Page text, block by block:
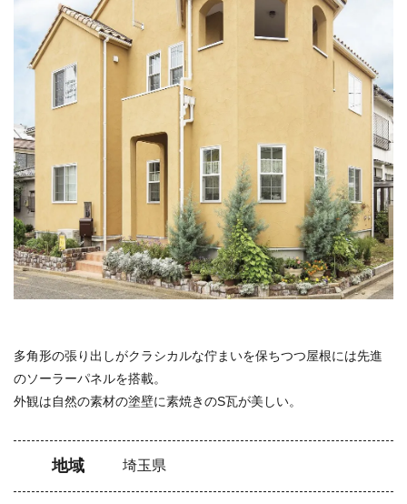
多角形の張り出しがクラシカルな佇まいを保ちつつ屋根には先進
のソーラーパネルを搭載。
外観は自然の素材の塗壁に素焼きのS瓦が美しい。
地域 埼玉県